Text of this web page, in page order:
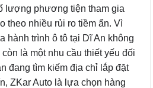
lượng phương tiện tham gia
theo nhiều rủi ro tiềm ẩn. Vì
hành trình ô tô tại Dĩ An không
là một nhu cầu thiết yếu đối
đang tìm kiếm địa chỉ lắp đặt
ZKar Auto là lựa chọn hàng